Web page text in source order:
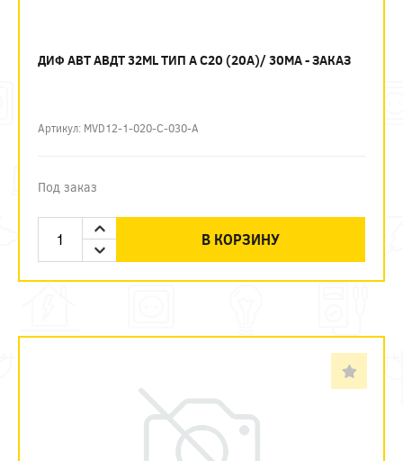
ДИФ АВТ АВДТ 32ML ТИП А C20 (20А)/ 30МА - ЗАКАЗ
Артикул: MVD12-1-020-C-030-A
Под заказ
В КОРЗИНУ